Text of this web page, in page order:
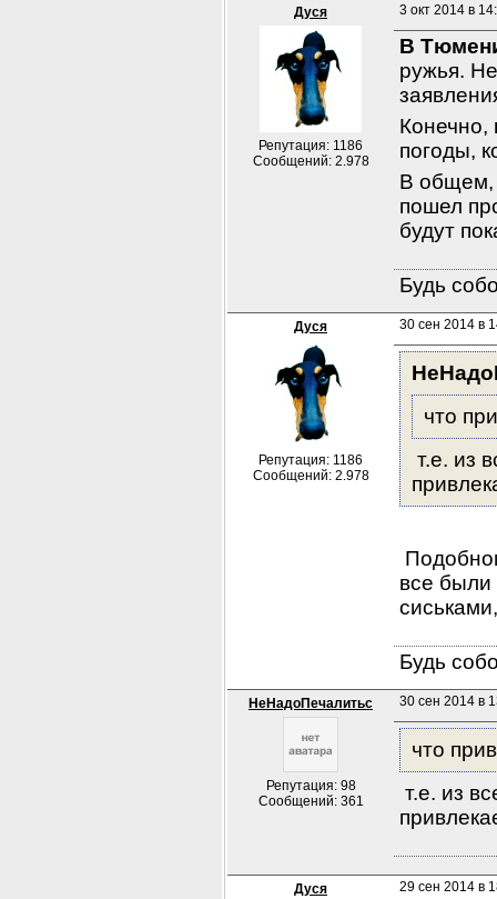
Дуся
Репутация: 1186
Сообщений: 2.978
3 окт 2014 в
В
ружья.
Конечно,
погоды,
В общем,
пошел
будут
Будь
Дуся
Репутация: 1186
Сообщений: 2.978
30 сен 2014 в
что
т.е. из
все были
Будь
НеНадоПечалитьс
Репутация: 98
Сообщений: 361
30 сен 2014 в
что
т.е. из
Дуся 29 сен 2014 в